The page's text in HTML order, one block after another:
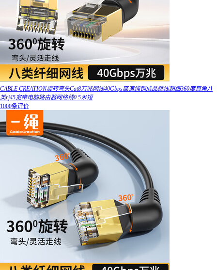
CABLE CREATION旋转弯头Cat8万兆网线40Gbps高速纯铜成品跳线超细360度直角八
类rj45宽带电脑路由器网络线0.5米短
1000条评价